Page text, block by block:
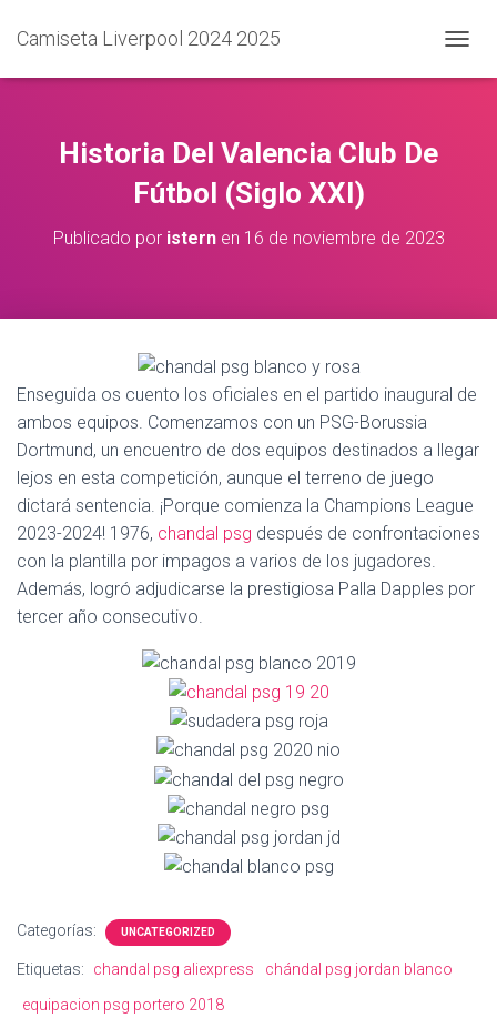
Camiseta Liverpool 2024 2025
A
E
C
Ó
Historia Del Valencia Club De
Fútbol (Siglo XXI)
Publicado por isternen 16 de noviembre de 2023
Enseguida os cuento los oficiales en el partido inaugural de
ambos equipos. Comenzamos con un PSG-Borussia
Dortmund, un encuentro de dos equipos destinados a llegar
lejos en esta competición, aunque el terreno de juego
dictará sentencia. ¡Porque comienza la Champions League
2023-2024! 1976, chandal psg después de confrontaciones
con la plantilla por impagos a varios de los jugadores.
Además, logró adjudicarse la prestigiosa Palla Dapples por
tercer año consecutivo.
Categorías: UNCATEGORIZED
Etiquetas: chandal psg aliexpress
chándal psg jordan blanco
equipacion psg portero 2018